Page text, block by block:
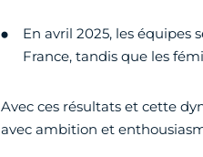
En avril 2025, les équipes
France, tandis que les
Avec ces résultats et cette
avec ambition et